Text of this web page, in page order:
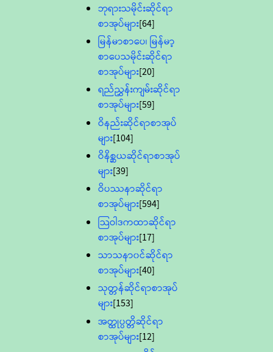
ဘုရားသမိုင်းဆိုင်ရာ
စာအုပ်များ[64]
မြန်မာစာပေ၊ မြန်မာ့
စာပေသမိုင်းဆိုင်ရာ
စာအုပ်များ[20]
ရည်ညွှန်းကျမ်းဆိုင်ရာ
စာအုပ်များ[59]
ဝိနည်းဆိုင်ရာစာအုပ်
များ[104]
ဝိနိစ္ဆယဆိုင်ရာစာအုပ်
များ[39]
ဝိပဿနာဆိုင်ရာ
စာအုပ်များ[594]
သြဝါဒကထာဆိုင်ရာ
စာအုပ်များ[17]
သာသနာ၀င်ဆိုင်ရာ
စာအုပ်များ[40]
သုတ္တန်ဆိုင်ရာစာအုပ်
များ[153]
အတ္ထုပ္ပတ္တိဆိုင်ရာ
စာအုပ်များ[12]